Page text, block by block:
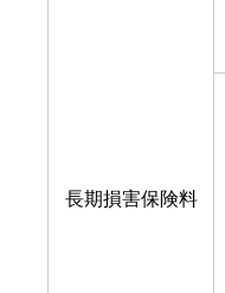
長期損害保険料